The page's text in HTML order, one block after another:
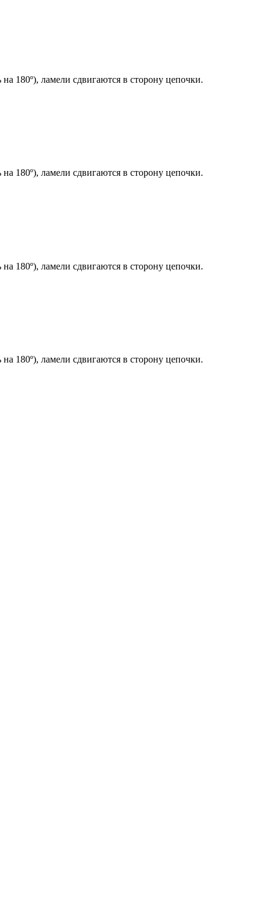
180º), ламели сдвигаются в сторону цепочки.
180º), ламели сдвигаются в сторону цепочки.
180º), ламели сдвигаются в сторону цепочки.
180º), ламели сдвигаются в сторону цепочки.